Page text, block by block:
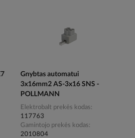
Gnybtas automatui
3x16mm2 AS-3x16 SNS -
POLLMANN
Elektrobalt prekės kodas
117763
Gamintojo prekės kodas
2010804